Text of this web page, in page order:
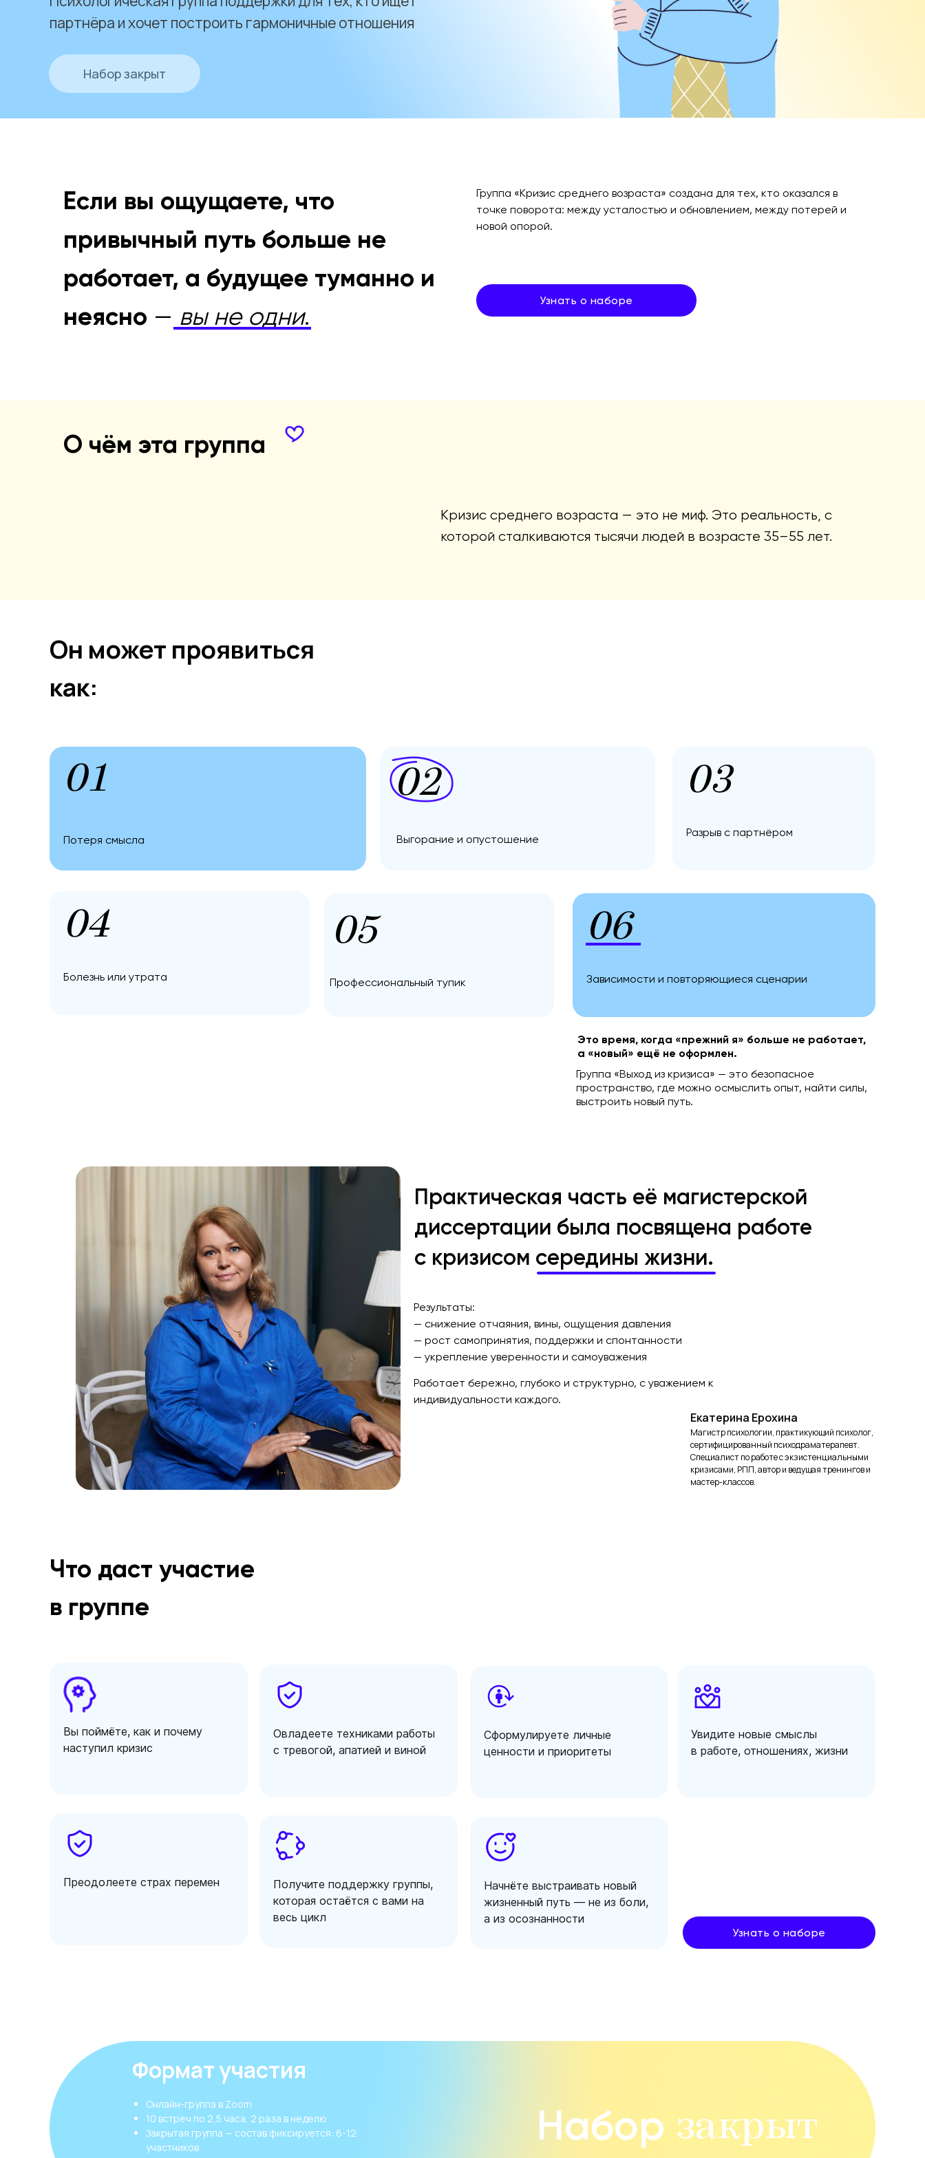
Набор закрыт
партнёра и хочет построить гармоничные отношения
Если вы ощущаете, что
привычный путь больше не
работает, а будущее туманно и
неясно — вы не одни.
Группа «Кризис среднего возраста» создана для тех, кто оказался в
точке поворота: между усталостью и обновлением, между потерей и
новой опорой.
Узнать о наборе
Кризис среднего возраста — это не миф. Это реальность, с
которой сталкиваются тысячи людей в возрасте 35–55 лет.
О чём эта группа
Он может проявиться
как:
01
Потеря смысла
02
Выгорание и опустошение
03
Разрыв с партнёром
04
Болезнь или утрата
05
Профессиональный тупик
06
Зависимости и повторяющиеся сценарии
Это время, когда «прежний я» больше не работает,
а «новый» ещё не оформлен.
Группа «Выход из кризиса» — это безопасное
пространство, где можно осмыслить опыт, найти силы,
выстроить новый путь.
Практическая часть её магистерской
диссертации была посвящена работе
с кризисом середины жизни.
Результаты:
— снижение отчаяния, вины, ощущения давления
— рост самопринятия, поддержки и спонтанности
— укрепление уверенности и самоуважения
Работает бережно, глубоко и структурно, с уважением к
индивидуальности каждого.
Екатерина Ерохина
Магистр психологии, практикующий психолог,
сертифицированный психодраматерапевт.
Специалист по работе с экзистенциальными
кризисами, РПП, автор и ведущая тренингов и
мастер-классов.
Вы поймёте, как и почему
наступил кризис
Овладеете техниками работы
с тревогой, апатией и виной
Сформулируете личные
ценности и приоритеты
Увидите новые смыслы
в работе, отношениях, жизни
Начнёте выстраивать новый
жизненный путь — не из боли,
а из осознанности
Получите поддержку группы,
которая остаётся с вами на
весь цикл
Преодолеете страх перемен
Узнать о наборе
Что даст участие
в группе
Формат участия
Онлайн-группа в Zoom
10 встреч по 2,5 часа, 2 раза в неделю
Закрытая группа — состав фиксируется: 6-12
участников
Набор закрыт